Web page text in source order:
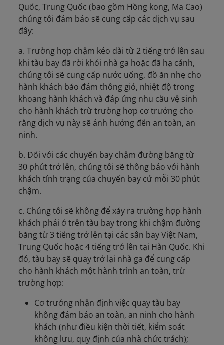
Quốc, Trung Quốc (bao gồm Hồng kong, Ma Cao)
chúng tôi đảm bảo sẽ cung cấp các dịch vụ sau
đây:
a. Trường hợp chậm kéo dài từ 2 tiếng trở lên sau
khi tàu bay đã rời khỏi nhà ga hoặc đã hạ cánh,
chúng tôi sẽ cung cấp nước uống, đồ ăn nhẹ cho
hành khách bảo đảm thông gió, nhiệt độ trong
khoang hành khách và đáp ứng nhu cầu vệ sinh
cho hành khách trừ trường hơp cơ trưởng cho
rằng dịch vụ này sẽ ảnh hưởng đến an toàn, an
ninh.
b. Đối với các chuyến bay chậm đường băng từ
30 phút trở lên, chúng tôi sẽ thông báo với hành
khách tính trạng của chuyến bay cứ mỗi 30 phút
chậm.
c. Chúng tôi sẽ không để xảy ra trường hợp hành
khách phải ở trên tàu bay trong khi chậm đường
băng từ 3 tiếng trở lên tại các sân bay Việt Nam,
Trung Quốc hoặc 4 tiếng trở lên tại Hàn Quốc. Khi
đó, tàu bay sẽ quay trở lại nhà ga để cung cấp
cho hành khách một hành trình an toàn, trừ
trường hợp:
Cơ trưởng nhận định việc quay tàu bay
không đảm bảo an toàn, an ninh cho hành
khách (như điều kiện thời tiết, kiểm soát
không lưu, quy định của nhà chức trách);